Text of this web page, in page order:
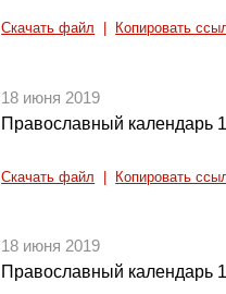
Скачать файл Копировать
18 июня 2019
Православный календарь
Скачать файл Копировать
18 июня 2019
Православный календарь